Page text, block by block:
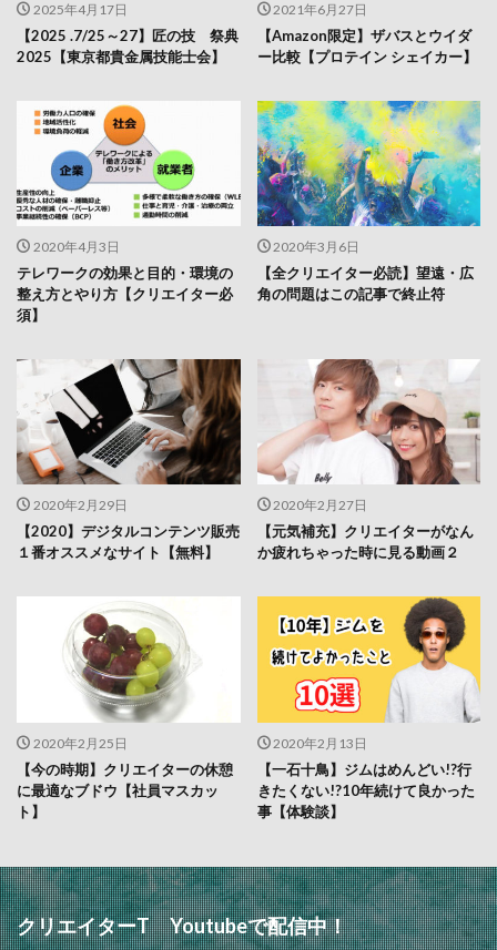
2025年4月17日
【2025 .7/25～27】匠の技 祭典
2025【東京都貴金属技能士会】
2021年6月27日
【Amazon限定】ザバスとウイダ
ー比較【プロテイン シェイカー】
2020年4月3日
テレワークの効果と目的・環境の
整え方とやり方【クリエイター必
須】
2020年3月6日
【全クリエイター必読】望遠・広
角の問題はこの記事で終止符
2020年2月29日
【2020】デジタルコンテンツ販売
１番オススメなサイト【無料】
2020年2月27日
【元気補充】クリエイターがなん
か疲れちゃった時に見る動画２
2020年2月25日
【今の時期】クリエイターの休憩
に最適なブドウ【社員マスカッ
ト】
2020年2月13日
【一石十鳥】ジムはめんどい!?行
きたくない!?10年続けて良かった
事【体験談】
クリエイターT Youtubeで配信中！